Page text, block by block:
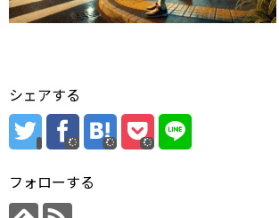
シェアする
フォローする